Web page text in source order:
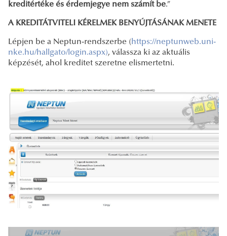
kreditértéke és érdemjegye nem számít be.”
A KREDITÁTVITELI KÉRELMEK BENYÚJTÁSÁNAK MENETE
Lépjen be a Neptun-rendszerbe (https://neptunweb.uni-
nke.hu/hallgato/login.aspx), válassza ki az aktuális
képzését, ahol kreditet szeretne elismertetni.